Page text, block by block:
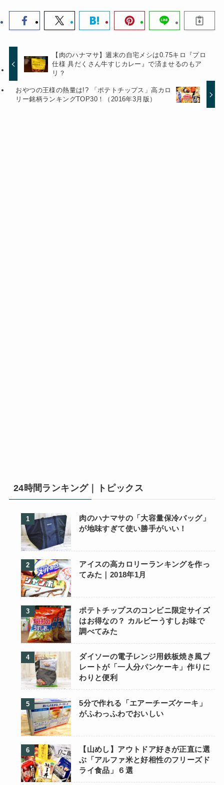
【肉のハナマサ】週末の自宅メシは0.75キロ『プロ
仕様 具だくさん牛すじカレー』で済ませるのもア
リ？
おやつの王様の熱量は!? 「ポテトチップス」高カロ
リー銘柄ランキングTOP30！（2016年3月版）
24時間ランキング｜トピックス
肉のハナマサの「大容量保冷バッグ」
が地味すぎて使い勝手がいい！
アイスの高カロリーランキングを作っ
てみた｜2018年1月
ポテトチップスのコンビニ限定サイズ
はお得なの？ カルビーうすしお味で
調べてみた
ダイソーの電子レンジ用鉄板焼き風プ
レートが「一人分パンケーキ」作りに
わりと便利
5分で作れる「エアーチーズケーキ」
がふわっふわでおいしい
【山めし】アウトドア好きが正直に選
ぶ「アルファ米と好相性のフリーズド
ライ食品」６選